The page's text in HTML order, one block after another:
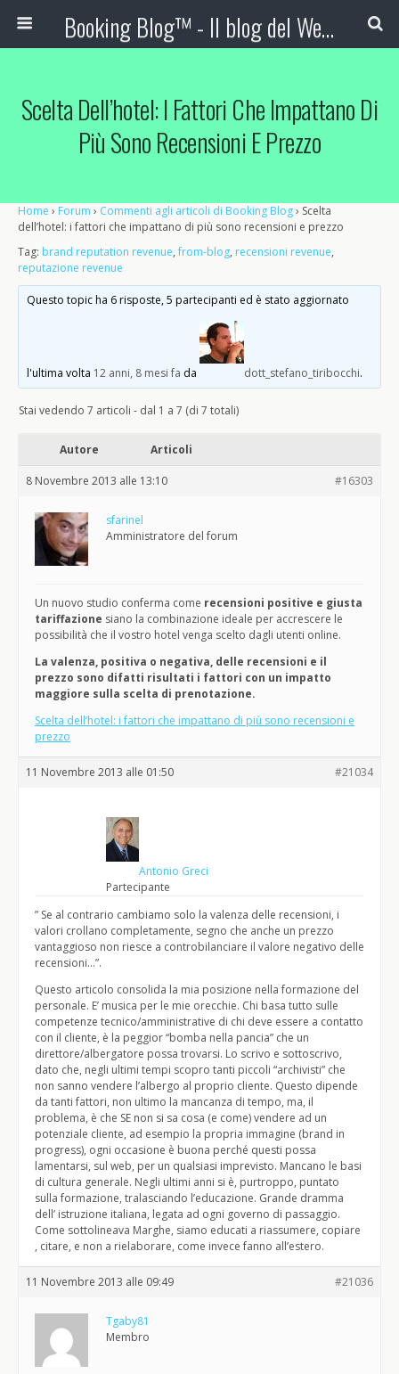
Booking Blog™ - Il blog del Web Marketing Turistico
Scelta Dell’hotel: I Fattori Che Impattano Di
Più Sono Recensioni E Prezzo
Home › Forum › Commenti agli articoli di Booking Blog› Scelta
dell’hotel: i fattori che impattano di più sono recensioni e prezzo
Tag: brand reputation revenue,from-blog, recensioni revenue,
reputazione revenue
Questo topic ha 6 risposte, 5 partecipanti ed è stato aggiornato
l'ultima volta 12 anni, 8 mesi fa da dott_stefano_tiribocchi.
Stai vedendo 7 articoli - dal 1 a 7 (di 7 totali)
Autore Articoli
8 Novembre 2013 alle 13:10 #16303
sfarinel
Amministratore del forum
Un nuovo studio conferma come recensioni positive e giusta
tariffazione siano la combinazione ideale per accrescere le
possibilità che il vostro hotel venga scelto dagli utenti online.
La valenza, positiva o negativa, delle recensioni e il
prezzo sono difatti risultati i fattori con un impatto
maggiore sulla scelta di prenotazione.
Scelta dell’hotel: i fattori che impattano di più sono recensioni e
prezzo
11 Novembre 2013 alle 01:50 #21034
Antonio Greci
Partecipante
” Se al contrario cambiamo solo la valenza delle recensioni, i
valori crollano completamente, segno che anche un prezzo
vantaggioso non riesce a controbilanciare il valore negativo delle
recensioni…”.
Questo articolo consolida la mia posizione nella formazione del
personale. E’ musica per le mie orecchie. Chi basa tutto sulle
competenze tecnico/amministrative di chi deve essere a contatto
con il cliente, è la peggior “bomba nella pancia” che un
direttore/albergatore possa trovarsi. Lo scrivo e sottoscrivo,
dato che, negli ultimi tempi scopro tanti piccoli “archivisti” che
non sanno vendere l’albergo al proprio cliente. Questo dipende
da tanti fattori, non ultimo la mancanza di tempo, ma, il
problema, è che SE non si sa cosa (e come) vendere ad un
potenziale cliente, ad esempio la propria immagine (brand in
progress), ogni occasione è buona perché questi possa
lamentarsi, sul web, per un qualsiasi imprevisto. Mancano le basi
di cultura generale. Negli ultimi anni si è, purtroppo, puntato
sulla formazione, tralasciando l’educazione. Grande dramma
dell’ istruzione italiana, legata ad ogni governo di passaggio.
Come sottolineava Marghe, siamo educati a riassumere, copiare
, citare, e non a rielaborare, come invece fanno all’estero.
11 Novembre 2013 alle 09:49 #21036
Tgaby81
Membro